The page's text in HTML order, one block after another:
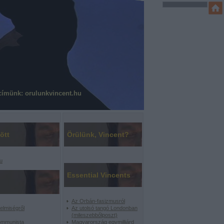
orulunkvincent.hu
Örülünk, Vincent?
Essential Vincents
Az Orbán-fasizmusról
Az utolsó tangó Londonban
(mileszebbőlposzt)
Magyarország egymilliárd